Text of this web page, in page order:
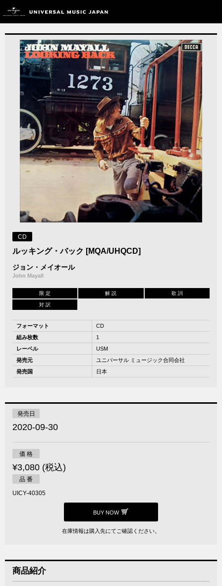
CD
ルッキング・バック [MQA/UHQCD]
ジョン・メイオール
John Mayall
限 定 解 説 歌 詞
対 訳
フォーマット
CD
組み枚数
1
レーベル
USM
発売元
ユニバーサル ミュージック合同会社
発売国
日本
発売日
2020-09-30
価 格
¥3,080 (税込)
品 番
UICY-40305
BUY NOW
在庫情報は購入先にてご確認ください。
商品紹介